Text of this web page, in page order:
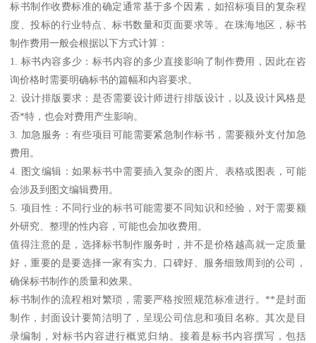
标书制作收费标准的确定通常基于多个因素，如招标项目的复杂程
度、投标的行业特点、标书数量和页面要求等。在珠海地区，标书
制作费用一般会根据以下方式计算：
1. 标书内容多少：标书内容的多少直接影响了制作费用，因此在咨
询价格时需要明确标书的篇幅和内容要求。
2. 设计排版要求：是否需要设计师进行排版设计，以及设计风格是
否*特，也会对费用产生影响。
3. 加急服务：有些项目可能需要紧急制作标书，需要额外支付加急
费用。
4. 图文编辑：如果标书中需要插入复杂的图片、表格或图表，可能
会涉及到图文编辑费用。
5. 项目性：不同行业的标书可能需要不同知识和经验，对于需要额
外研究、整理的性内容，可能也会加收费用。
值得注意的是，选择标书制作服务时，并不是价格越高就一定质量
好，重要的是要选择一家有实力、口碑好、服务细致周到的公司，
确保标书制作的质量和效果。
标书制作的流程相对繁琐，需要严格按照规范标准进行。**是封面
制作，封面设计要简洁明了，呈现公司信息和项目名称。其次是目
录编制，对标书内容进行概览归纳。接着是标书内容撰写，包括